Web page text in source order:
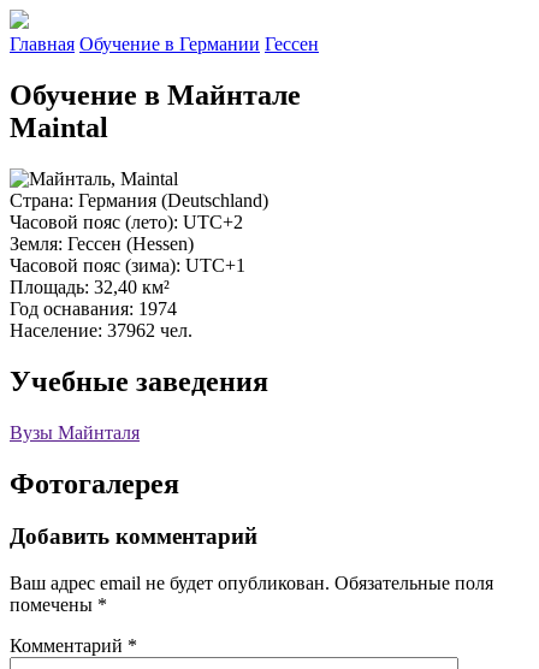
Главная Обучение в Германии Гессен
Обучение в Майнтале
Maintal
Страна: Германия (Deutschland)
Часовой пояс (лето): UTC+2
Земля: Гессен (Hessen)
Часовой пояс (зима): UTC+1
Площадь: 32,40 км²
Год оснавания: 1974
Население: 37962 чел.
Учебные заведения
Вузы Майнталя
Фотогалерея
Добавить комментарий
Ваш адрес email не будет опубликован. Обязательные поля
помечены *
Комментарий *